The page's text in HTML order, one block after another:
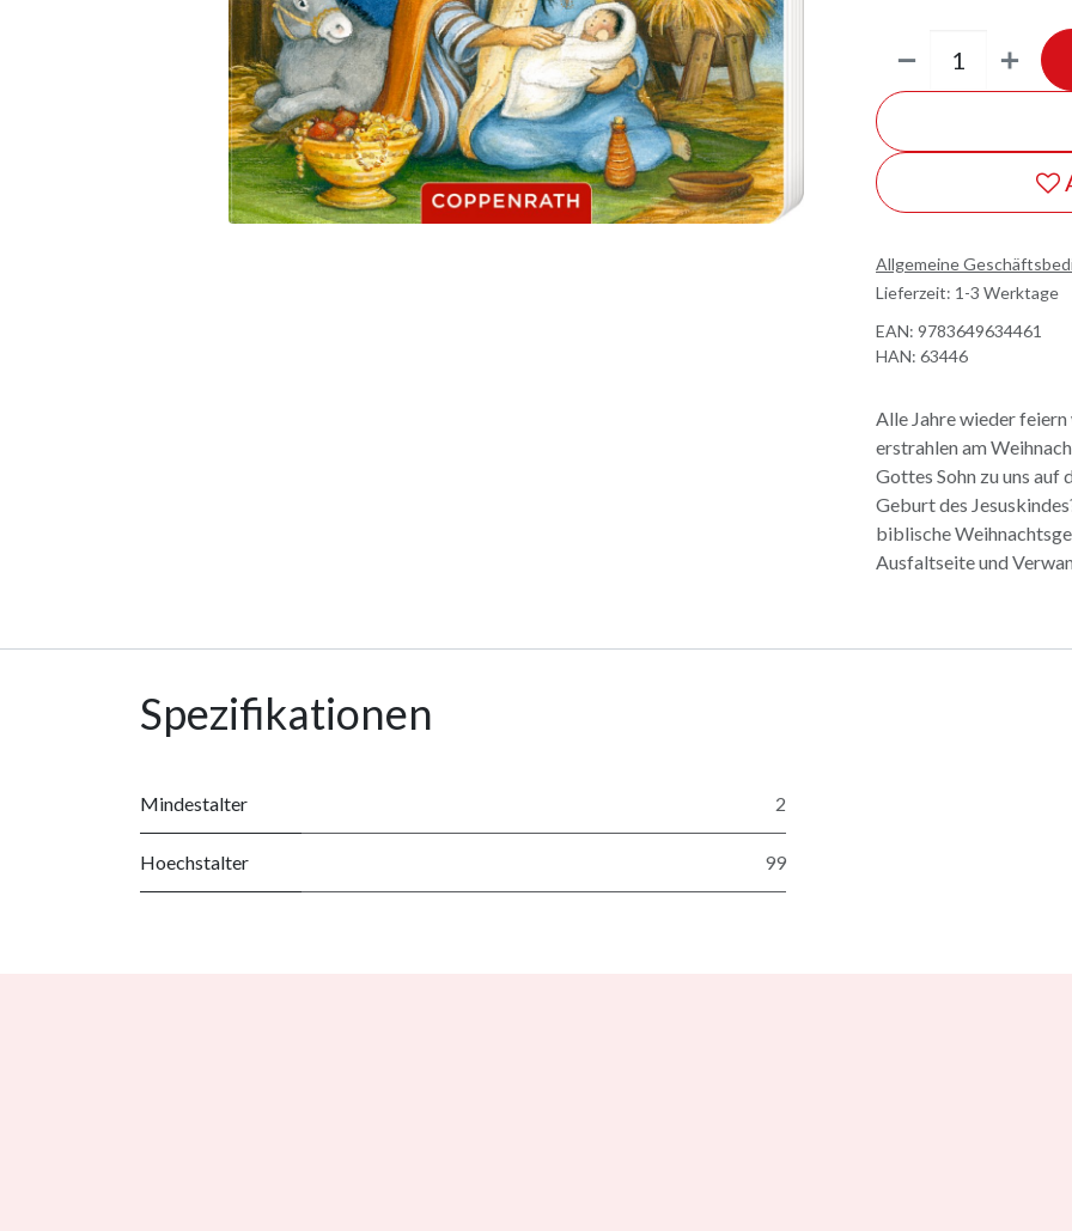
Allgemeine
Lieferzeit: 1-3 Werktage
EAN: 9783649634461
HAN: 63446
Alle Jahre wieder
erstrahlen am
Gottes Sohn zu uns
Geburt des
biblische
Ausfaltseite und
Spezifikationen
Mindestalter 2
Hoechstalter 99